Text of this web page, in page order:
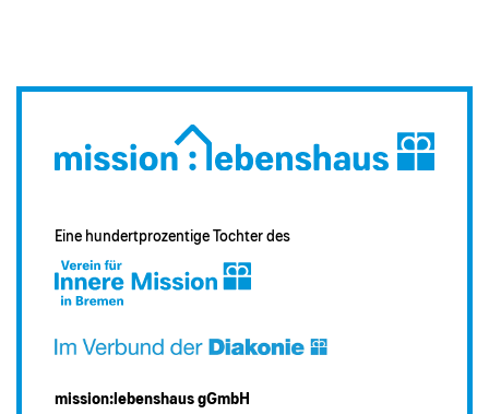
Eine hundertprozentige Tochter des
mission:lebenshaus gGmbH